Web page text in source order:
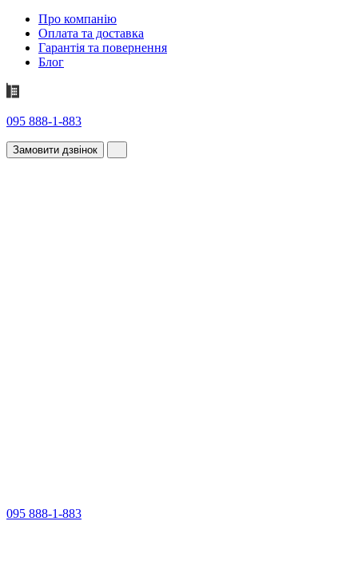
Про компанію
Оплата та доставка
Гарантія та повернення
Блог
095 888-1-883
Замовити дзвінок
095 888-1-883